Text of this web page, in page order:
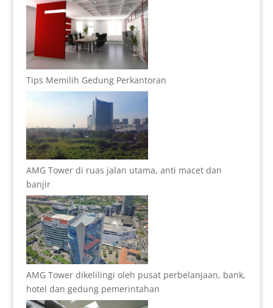
Tips Memilih Gedung Perkantoran
AMG Tower di ruas jalan utama, anti macet dan
banjir
AMG Tower dikelilingi oleh pusat perbelanjaan, bank,
hotel dan gedung pemerintahan